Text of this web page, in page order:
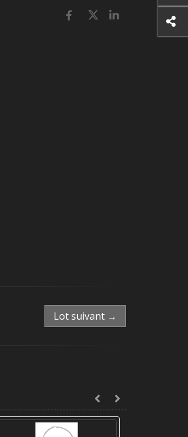
Lot suivant →